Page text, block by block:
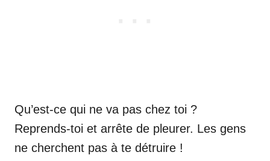
Qu’est-ce qui ne va pas chez toi ?
Reprends-toi et arrête de pleurer. Les gens
ne cherchent pas à te détruire !